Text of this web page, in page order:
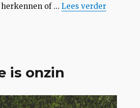
herkennen of …Lees“Vakantie bij
verder
is onzin